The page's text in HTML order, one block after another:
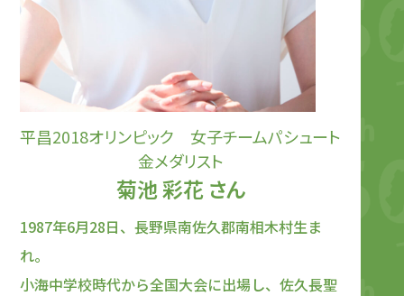
平昌2018オリンピック 女子チームパシュート
金メダリスト
菊池 彩花 さん
1987年6月28日、長野県南佐久郡南相木村生ま
れ。
小海中学校時代から全国大会に出場し、佐久長聖